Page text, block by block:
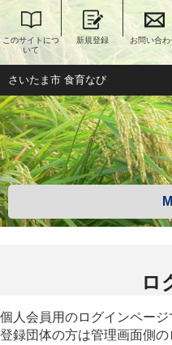
このサイトにつ
いて
新規登録 お問い合わ
さいたま市 食育なび
ロ
個人会員用のログインページ
登録団体の方は管理画面側